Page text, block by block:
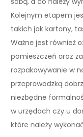
Kolejnym etapem
takich jak kartony,
Ważne jest również
pomieszczeń oraz
rozpakowywanie w
przeprowadzką
niezbędne
w urzędach czy u
które należy